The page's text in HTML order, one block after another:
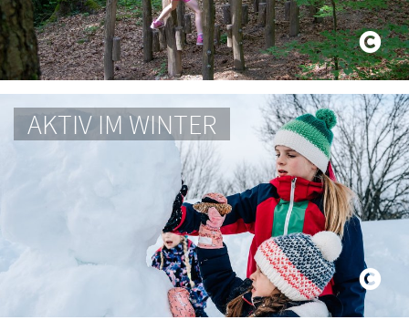
AKTIV IM WINTER